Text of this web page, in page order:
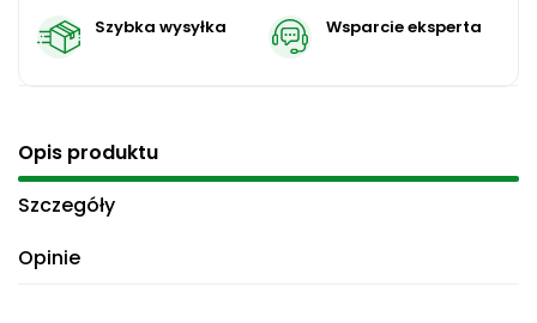
Szybka wysyłka Wsparcie eksperta
Opis produktu
Szczegóły
Opinie